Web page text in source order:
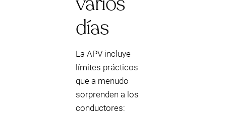
días
La APV incluye
límites prácticos
que a menudo
sorprenden a los
conductores: